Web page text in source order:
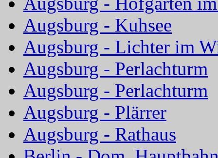
Augsburg - Kuhsee
Augsburg - Lichter im
Augsburg - Perlachturm
Augsburg - Perlachturm
Augsburg - Plärrer
Augsburg - Rathaus